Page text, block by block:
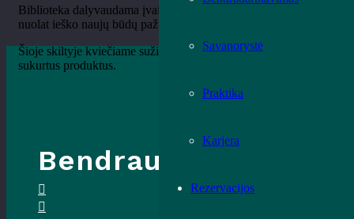
Savanorystė
Praktika
Karjera
Rezervacijos
Biblioteka dalyvaudama įvairiuose projektuose ir programose
nuolat ieško naujų būdų pažvelgti į kultūrą originaliai.
Šioje skiltyje kviečiame sužinoti daugiau apie bibliotekos
sukurtus produktus.
Bendraukime